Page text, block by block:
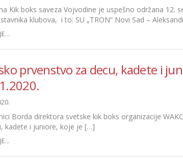
Kik boks saveza Vojvodine je uspešno održana 12.
klubova, i to: SU „TRON“ Novi Sad –
prvenstvo za decu, kadete i
Borda direktora svetske kik boks organizacije
kadete i juniore, koje je […]